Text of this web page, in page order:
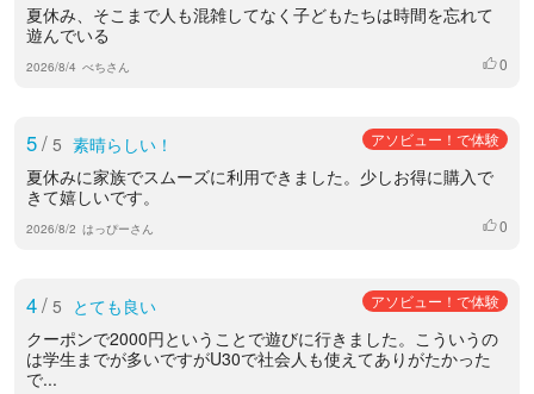
夏休み、そこまで人も混雑してなく子どもたちは時間を忘れて
遊んでいる
2026/8/4 べちさん いいね
0
5/ 5 素晴らしい！ アソビュー！で体験
夏休みに家族でスムーズに利用できました。少しお得に購入で
きて嬉しいです。
2026/8/2 はっぴーさん いいね
0
4/ 5 とても良い アソビュー！で体験
クーポンで2000円ということで遊びに行きました。こういうの
は学生までが多いですがU30で社会人も使えてありがたかった
で...